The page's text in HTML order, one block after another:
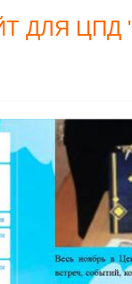
ДЛЯ ЦПД